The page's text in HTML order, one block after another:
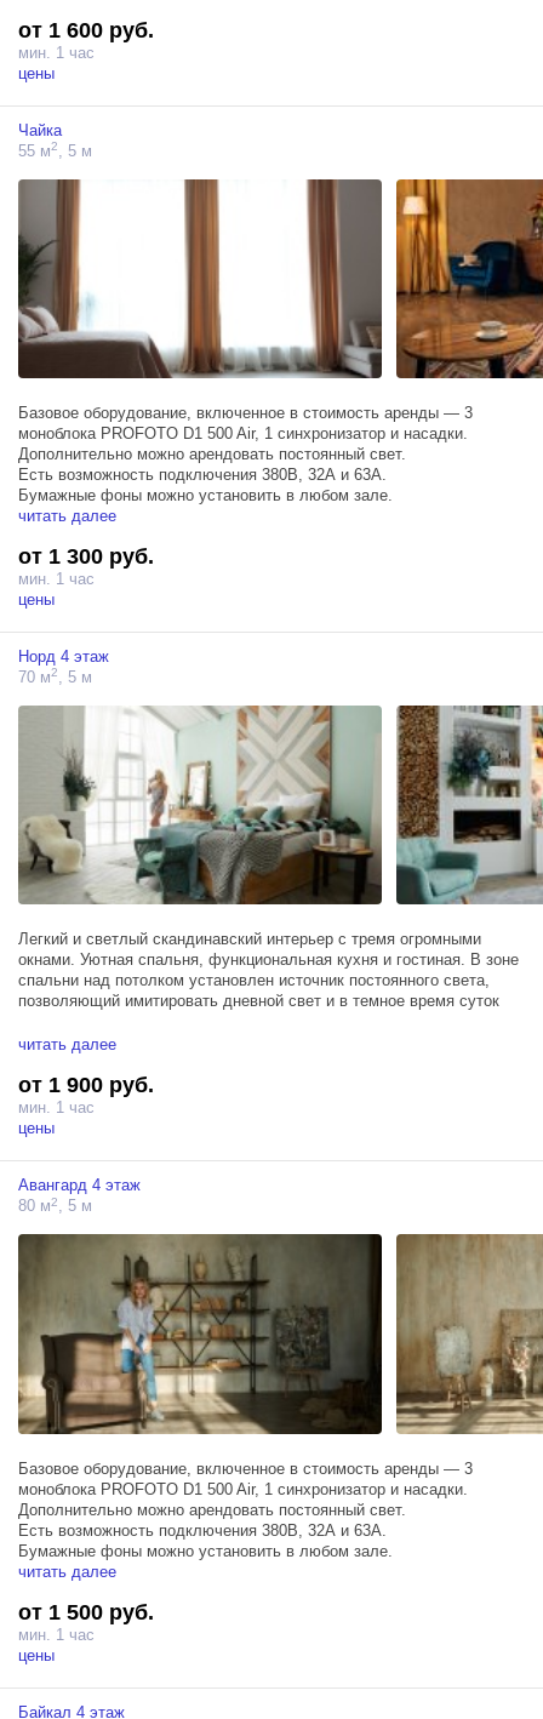
от 1 600 руб.
мин. 1 час
цены
Чайка
55 м2 , 5 м
Базовое оборудование, включенное в стоимость аренды — 3
моноблока PROFOTO D1 500 Air, 1 синхронизатор и насадки.
Дополнительно можно арендовать постоянный свет.
Есть возможность подключения 380В, 32А и 63А.
Бумажные фоны можно установить в любом зале.
читать далее
от 1 300 руб.
мин. 1 час
цены
Норд 4 этаж
70 м2, 5 м
Легкий и светлый скандинавский интерьер с тремя огромными
окнами. Уютная спальня, функциональная кухня и гостиная. В зоне
спальни над потолком установлен источник постоянного света,
позволяющий имитировать дневной свет и в темное время суток
Базовое оборудование, включенное в стоимость аренды — 3
Дополнительно можно арендовать постоянный свет.
Есть возможность подключения 380В, 32А и 63А.
Бумажные фоны можно установить в любом зале.
читать далее
от 1 900 руб.
мин. 1 час
цены
Авангард 4 этаж
80 м2, 5 м
Базовое оборудование, включенное в стоимость аренды — 3
моноблока PROFOTO D1 500 Air, 1 синхронизатор и насадки.
Дополнительно можно арендовать постоянный свет.
Есть возможность подключения 380В, 32А и 63А.
Бумажные фоны можно установить в любом зале.
читать далее
от 1 500 руб.
мин. 1 час
цены
Байкал 4 этаж